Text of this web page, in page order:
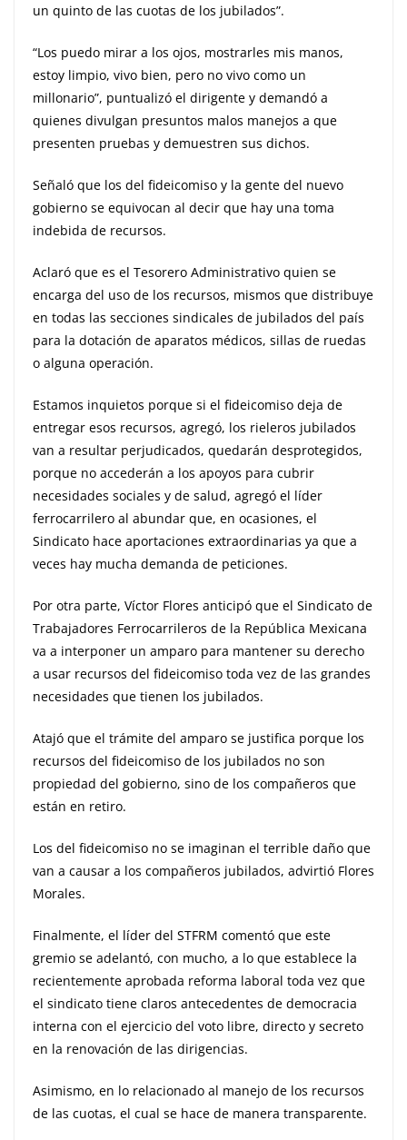
un quinto de las cuotas de los jubilados”.
“Los puedo mirar a los ojos, mostrarles mis manos,
estoy limpio, vivo bien, pero no vivo como un
millonario”, puntualizó el dirigente y demandó a
quienes divulgan presuntos malos manejos a que
presenten pruebas y demuestren sus dichos.
Señaló que los del fideicomiso y la gente del nuevo
gobierno se equivocan al decir que hay una toma
indebida de recursos.
Aclaró que es el Tesorero Administrativo quien se
encarga del uso de los recursos, mismos que distribuye
en todas las secciones sindicales de jubilados del país
para la dotación de aparatos médicos, sillas de ruedas
o alguna operación.
Estamos inquietos porque si el fideicomiso deja de
entregar esos recursos, agregó, los rieleros jubilados
van a resultar perjudicados, quedarán desprotegidos,
porque no accederán a los apoyos para cubrir
necesidades sociales y de salud, agregó el líder
ferrocarrilero al abundar que, en ocasiones, el
Sindicato hace aportaciones extraordinarias ya que a
veces hay mucha demanda de peticiones.
Por otra parte, Víctor Flores anticipó que el Sindicato de
Trabajadores Ferrocarrileros de la República Mexicana
va a interponer un amparo para mantener su derecho
a usar recursos del fideicomiso toda vez de las grandes
necesidades que tienen los jubilados.
Atajó que el trámite del amparo se justifica porque los
recursos del fideicomiso de los jubilados no son
propiedad del gobierno, sino de los compañeros que
están en retiro.
Los del fideicomiso no se imaginan el terrible daño que
van a causar a los compañeros jubilados, advirtió Flores
Morales.
Finalmente, el líder del STFRM comentó que este
gremio se adelantó, con mucho, a lo que establece la
recientemente aprobada reforma laboral toda vez que
el sindicato tiene claros antecedentes de democracia
interna con el ejercicio del voto libre, directo y secreto
en la renovación de las dirigencias.
Asimismo, en lo relacionado al manejo de los recursos
de las cuotas, el cual se hace de manera transparente.